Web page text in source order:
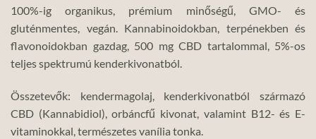
100%-ig organikus, prémium minőségű, GMO- és
gluténmentes, vegán. Kannabinoidokban, terpénekben és
flavonoidokban gazdag, 500 mg CBD tartalommal, 5%-os
teljes spektrumú kenderkivonatból.
Összetevők: kendermagolaj, kenderkivonatból származó
CBD (Kannabidiol), orbáncfű kivonat, valamint B12- és E-
vitaminokkal, természetes vanília tonka.